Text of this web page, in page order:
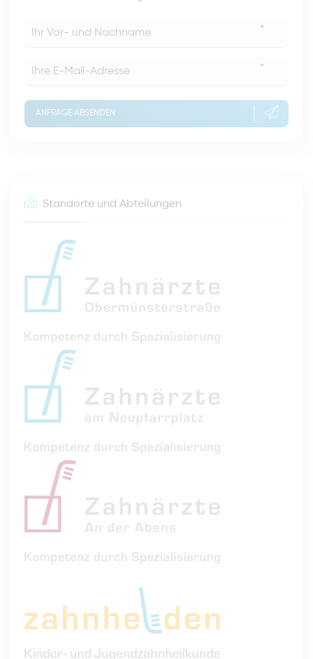
*
*
ANFRAGE ABSENDEN
Standorte und Abteilungen